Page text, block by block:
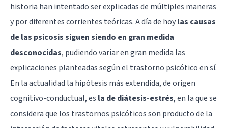
historia han intentado ser explicadas de múltiples maneras
y por diferentes corrientes teóricas. A día de hoylas causas
de las psicosis siguen siendo en gran medida
desconocidas, pudiendo variar en gran medida las
explicaciones planteadas según el trastorno psicótico en sí.
En la actualidad la hipótesis más extendida, de origen
cognitivo-conductual, es la de diátesis-estrés, en la que se
considera que los trastornos psicóticos son producto de la